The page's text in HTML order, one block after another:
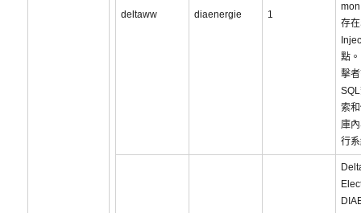
deltaww diaenergie 1
存
點
擊
索
庫
行